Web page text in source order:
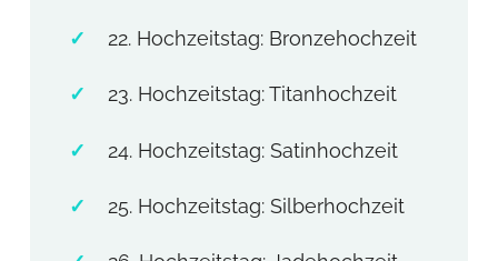
22. Hochzeitstag: Bronzehochzeit
23. Hochzeitstag: Titanhochzeit
24. Hochzeitstag: Satinhochzeit
25. Hochzeitstag: Silberhochzeit